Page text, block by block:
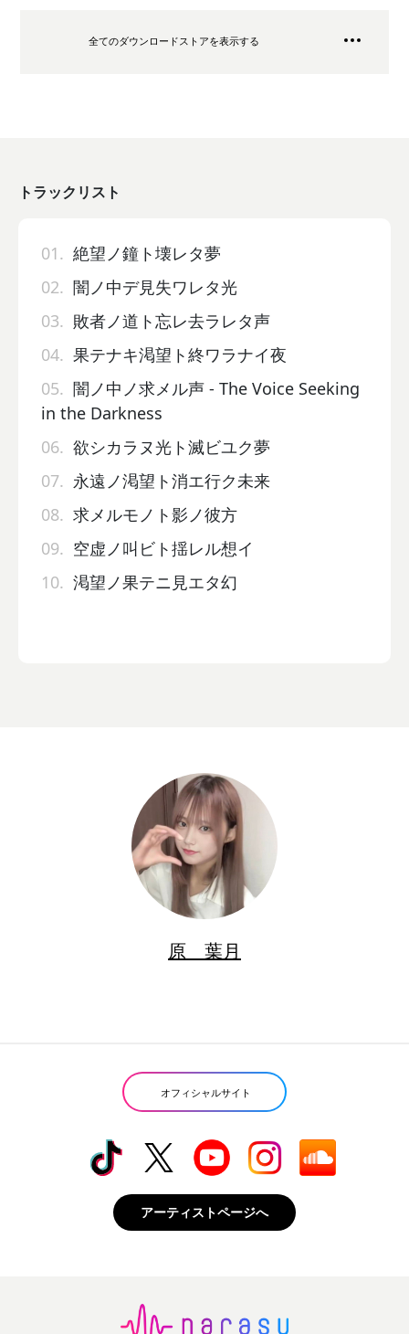
全てのダウンロードストアを表示する
トラックリスト
01. 絶望ノ鐘ト壊レタ夢
02. 闇ノ中デ見失ワレタ光
03. 敗者ノ道ト忘レ去ラレタ声
04. 果テナキ渇望ト終ワラナイ夜
05. 闇ノ中ノ求メル声 - The Voice Seeking
in the Darkness
06. 欲シカラヌ光ト滅ビユク夢
07. 永遠ノ渇望ト消エ行ク未来
08. 求メルモノト影ノ彼方
09. 空虚ノ叫ビト揺レル想イ
10. 渇望ノ果テニ見エタ幻
原 葉月
オフィシャルサイト
アーティストページへ